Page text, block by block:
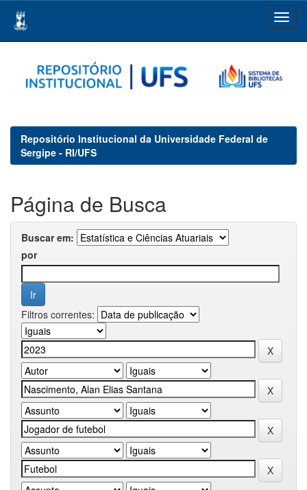
navigation
Repositório Institucional da Universidade Federal de
Sergipe - RI/UFS
Página de Busca
Buscar em:
por
Filtros correntes: